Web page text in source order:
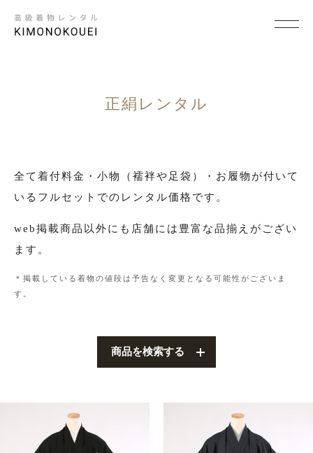
結納
卒入学式・卒入園式
パーティ・ビジネス
観劇・お茶会・街歩き
正絹レンタル
全て着付料金・小物（襦袢や足袋）・お履物が付いて
いるフルセットでのレンタル価格です。
web掲載商品以外にも店舗には豊富な品揃えがござい
ます。
＊掲載している着物の値段は予告なく変更となる可能性がございま
す。
商品を検索する